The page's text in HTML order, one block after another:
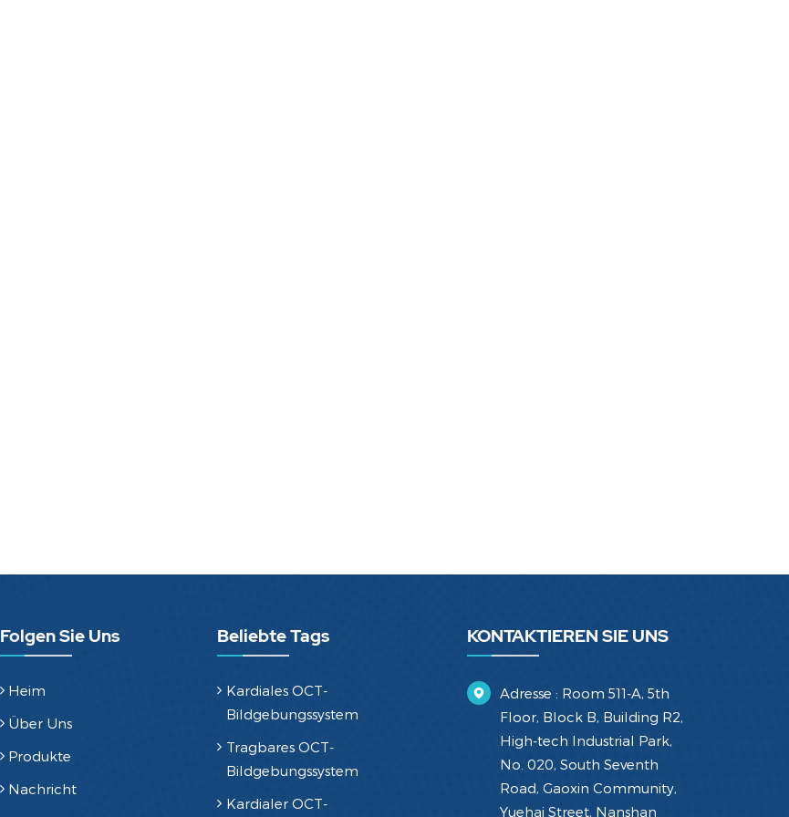
Folgen Sie Uns
Heim
Über Uns
Produkte
Nachricht
Beliebte Tags
Kardiales OCT-
Bildgebungssystem
Tragbares OCT-
Bildgebungssystem
Kardialer OCT-
KONTAKTIEREN SIE UNS
Adresse : Room 511-A, 5th
Floor, Block B, Building R2,
High-tech Industrial Park,
No. 020, South Seventh
Road, Gaoxin Community,
Yuehai Street, Nanshan